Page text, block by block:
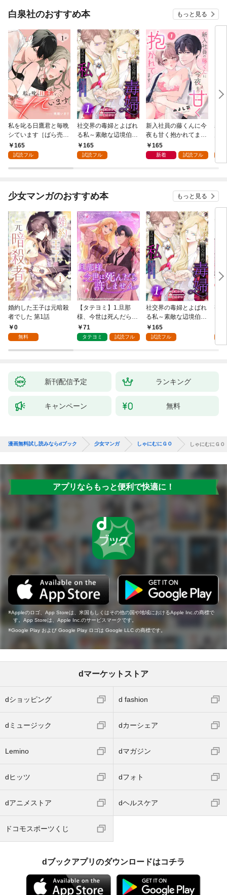
白泉社のおすすめ本 もっと見る
私を叱る日鷹君と毎晩
シています［ばら売
り］ 第1話
165
試読フル
社交界の毒婦とよばれ
る私～素敵な辺境伯令
息に腕を折られたの
で、責任とってもらい
165
試読フル
新入社員の藤くんに今
夜も甘く抱かれてます
［ばら売り］ 第1話
165
新着 試読フル
寡
の
～
少女マンガのおすすめ本 もっと見る
婚約した王子は元暗殺
者でした 第1話
0
無料
【タテヨミ】1.旦那
様、今世は死んだら許
しません
71
タテヨミ 試読フル
社交界の毒婦とよばれ
る私～素敵な辺境伯令
息に腕を折られたの
で、責任とってもらい
165
試読フル
視
新刊配信予定 ランキング
キャンペーン 無料
漫画無料試し読みならdブック 少女マンガ しゃにむにＧＯ しゃにむにＧ
アプリならもっと便利で快適に！
Appleのロゴ、App Storeは、米国もしくはその他の国や地域におけるApple Inc.の商標で
す。App Storeは、Apple Inc.のサービスマークです。
Google Play および Google Play ロゴは Google LLC の商標です。
dマーケットストア
dショッピング d fashion
dミュージック dカーシェア
Lemino dマガジン
dヒッツ dフォト
dアニメストア dヘルスケア
ドコモスポーツくじ
dブックアプリのダウンロードはコチラ